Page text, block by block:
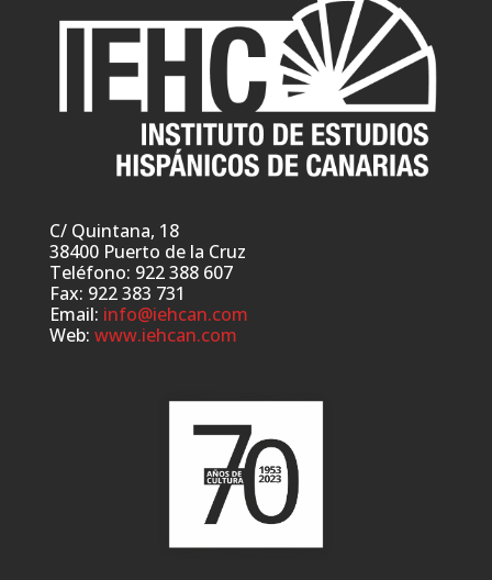
C/ Quintana, 18
38400 Puerto de la Cruz
Teléfono: 922 388 607
Fax: 922 383 731
Email: info@iehcan.com
Web: www.iehcan.com